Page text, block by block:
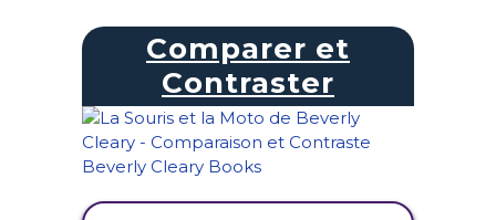
Comparer et
Contraster